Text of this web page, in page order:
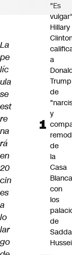
La
pe
líc
ula
se
est
re
na
rá
en
20
cin
es
a
lo
lar
go
"Es
Hillary
a
Trump
de
y
de
la
Casa
Blanca
con
los
de